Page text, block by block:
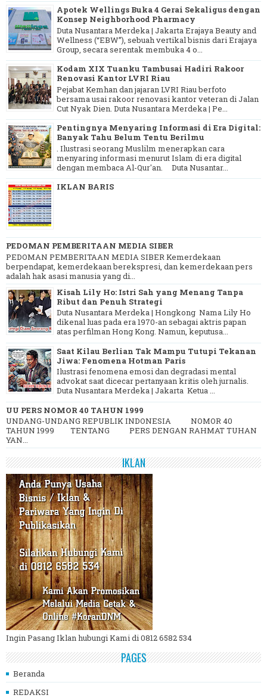
Apotek Wellings Buka 4 Gerai Sekaligus dengan
Konsep Neighborhood Pharmacy
Duta Nusantara Merdeka | Jakarta Erajaya Beauty and
Wellness (“EBW”), sebuah vertikal bisnis dari Erajaya
Group, secara serentak membuka 4 o...
Kodam XIX Tuanku Tambusai Hadiri Rakoor
Renovasi Kantor LVRI Riau
Pejabat Kemhan dan jajaran LVRI Riau berfoto
bersama usai rakoor renovasi kantor veteran di Jalan
Cut Nyak Dien. Duta Nusantara Merdeka | Pe...
Pentingnya Menyaring Informasi di Era Digital:
Banyak Tahu Belum Tentu Berilmu
. Ilustrasi seorang Muslilm menerapkan cara
menyaring informasi menurut Islam di era digital
dengan membaca Al-Qur'an. Duta Nusantar...
IKLAN BARIS
PEDOMAN PEMBERITAAN MEDIA SIBER
PEDOMAN PEMBERITAAN MEDIA SIBER Kemerdekaan
berpendapat, kemerdekaan berekspresi, dan kemerdekaan pers
adalah hak asasi manusia yang di...
Kisah Lily Ho: Istri Sah yang Menang Tanpa
Ribut dan Penuh Strategi
Duta Nusantara Merdeka | Hongkong Nama Lily Ho
dikenal luas pada era 1970-an sebagai aktris papan
atas perfilman Hong Kong. Namun, keputusa...
Saat Kilau Berlian Tak Mampu Tutupi Tekanan
Jiwa: Fenomena Hotman Paris
Ilustrasi fenomena emosi dan degradasi mental
advokat saat dicecar pertanyaan kritis oleh jurnalis.
Duta Nusantara Merdeka | Jakarta Ketua ...
UU PERS NOMOR 40 TAHUN 1999
UNDANG-UNDANG REPUBLIK INDONESIA NOMOR 40
TAHUN 1999 TENTANG PERS DENGAN RAHMAT TUHAN
YAN...
IKLAN
Ingin Pasang Iklan hubungi Kami di 0812 6582 534
PAGES
Beranda
REDAKSI